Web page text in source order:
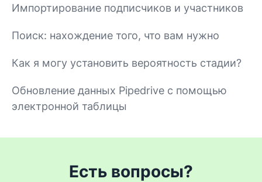
Импортирование подписчиков и участников
Поиск: нахождение того, что вам нужно
Как я могу установить вероятность стадии?
Обновление данных Pipedrive с помощью
электронной таблицы
Есть вопросы?